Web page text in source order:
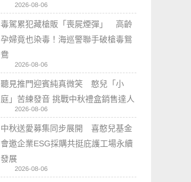
2026-08-06
毒駕累犯藏槍販「喪屍煙彈」 高齡
孕婦竟也染毒！海巡警聯手破槍毒鴛
鴦
2026-08-06
聽見推門迎賓純真微笑 憨兒「小
庭」苦練發音 挑戰中秋禮盒銷售達人
2026-08-06
中秋送愛募集同步展開 喜憨兒基金
會邀企業ESG採購共挺庇護工場永續
發展
2026-08-06